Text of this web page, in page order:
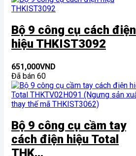
Bộ 9 công cụ cách điện
hiệu THKIST3092
651,000VND
Đã bán 60
Bộ 9 công cụ cầm tay
cách điện hiệu Total
THK...